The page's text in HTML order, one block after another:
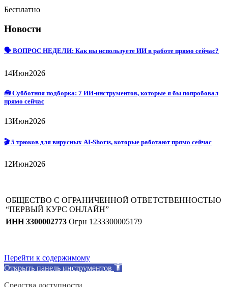
Бесплатно
Новости
🗣 ВОПРОС НЕДЕЛИ: Как вы используете ИИ в работе прямо сейчас?
14Июн2026
🧰 Субботняя подборка: 7 ИИ-инструментов, которые я бы попробовал
прямо сейчас
13Июн2026
🎬 5 трюков для вирусных AI-Shorts, которые работают прямо сейчас
12Июн2026
ОБЩЕСТВО С ОГРАНИЧЕННОЙ ОТВЕТСТВЕННОСТЬЮ
“ПЕРВЫЙ КУРС ОНЛАЙН”
ИНН 3300002773 Огрн 1233300005179
Перейти к содержимому
Открыть панель инструментов